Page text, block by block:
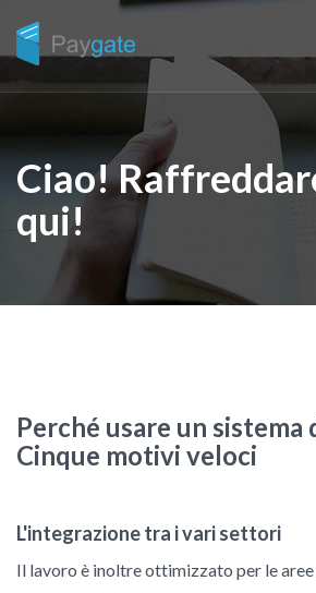
Ciao!
qui!
Perché usare un sistema
Cinque motivi veloci
L'integrazione tra i vari settori
Il lavoro è inoltre ottimizzato per le